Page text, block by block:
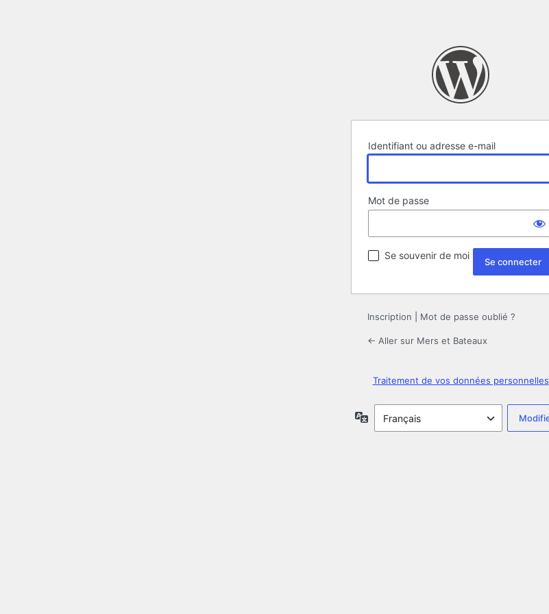
Identifiant ou adresse e-mail
Mot de passe
Se souvenir de moi
Inscription Mot de passe oublié ?
← Aller sur Mers et Bateaux
Traitement de vos données personnelles
Langue